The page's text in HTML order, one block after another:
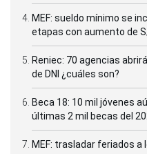
MEF: sueldo mínimo se
etapas con aumento de
Reniec: 70 agencias
de DNI ¿cuáles son?
Beca 18: 10 mil jóvenes
últimas 2 mil becas del
MEF: trasladar feriados